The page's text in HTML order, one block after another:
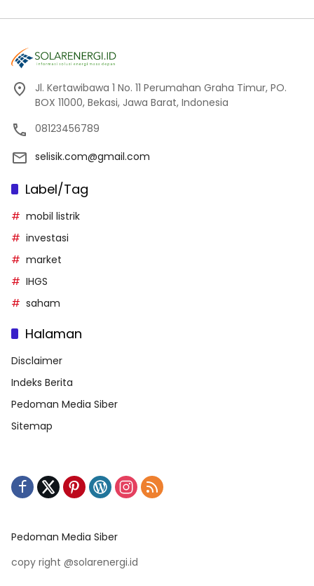
Jl. Kertawibawa 1 No. 11 Perumahan Graha Timur, PO.
BOX 11000, Bekasi, Jawa Barat, Indonesia
08123456789
selisik.com@gmail.com
Label/Tag
mobil listrik
investasi
market
IHGS
saham
Halaman
Disclaimer
Indeks Berita
Pedoman Media Siber
Sitemap
Pedoman Media Siber
copy right @solarenergi.id